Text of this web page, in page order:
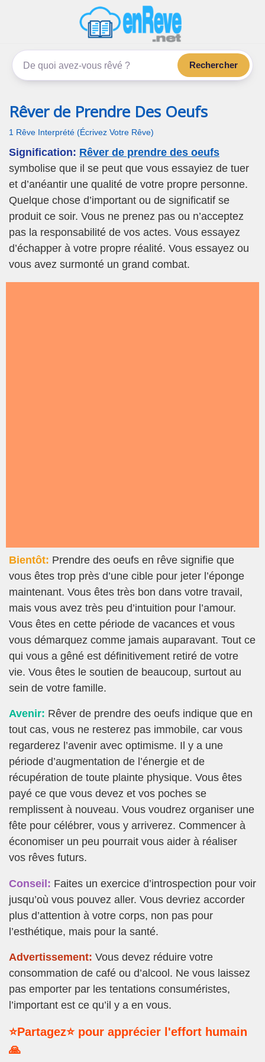
enReve.net
Les rêves, c'est plus que ça
Rechercher
Rêver de Prendre Des Oeufs
1 Rêve Interprété (Écrivez Votre Rêve)
Signification: Rêver de prendre des oeufs
symbolise que il se peut que vous essayiez de tuer
et d’anéantir une qualité de votre propre personne.
Quelque chose d’important ou de significatif se
produit ce soir. Vous ne prenez pas ou n’acceptez
pas la responsabilité de vos actes. Vous essayez
d’échapper à votre propre réalité. Vous essayez ou
vous avez surmonté un grand combat.
Bientôt: Prendre des oeufs en rêve signifie que
vous êtes trop près d’une cible pour jeter l’éponge
maintenant. Vous êtes très bon dans votre travail,
mais vous avez très peu d’intuition pour l’amour.
Vous êtes en cette période de vacances et vous
vous démarquez comme jamais auparavant. Tout ce
qui vous a gêné est définitivement retiré de votre
vie. Vous êtes le soutien de beaucoup, surtout au
sein de votre famille.
Avenir: Rêver de prendre des oeufs indique que en
tout cas, vous ne resterez pas immobile, car vous
regarderez l’avenir avec optimisme. Il y a une
période d’augmentation de l’énergie et de
récupération de toute plainte physique. Vous êtes
payé ce que vous devez et vos poches se
remplissent à nouveau. Vous voudrez organiser une
fête pour célébrer, vous y arriverez. Commencer à
économiser un peu pourrait vous aider à réaliser
vos rêves futurs.
Conseil: Faites un exercice d’introspection pour voir
jusqu’où vous pouvez aller. Vous devriez accorder
plus d’attention à votre corps, non pas pour
l’esthétique, mais pour la santé.
Advertissement: Vous devez réduire votre
consommation de café ou d’alcool. Ne vous laissez
pas emporter par les tentations consuméristes,
l’important est ce qu’il y a en vous.
⭐Partagez⭐ pour apprécier l'effort humain
🙏